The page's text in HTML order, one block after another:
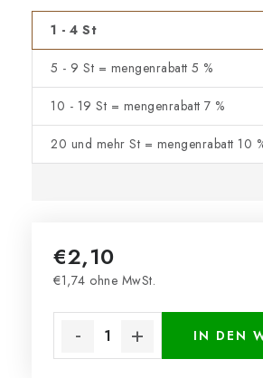
1 - 4 St
5 - 9 St = mengenrabatt 5 %
10 - 19 St = mengenrabatt 7 %
20 und mehr St = mengenrabatt 10
€2,10
€1,74 ohne MwSt.
IN DEN